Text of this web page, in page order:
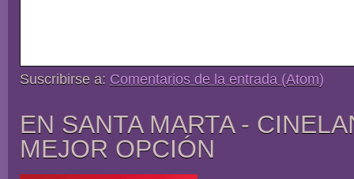
Suscribirse a: Comentarios de la entrada (Atom)
EN SANTA MARTA -
MEJOR OPCIÓN